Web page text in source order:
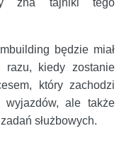
będzie miał
kiedy zostanie
który zachodzi
ale także
służbowych.